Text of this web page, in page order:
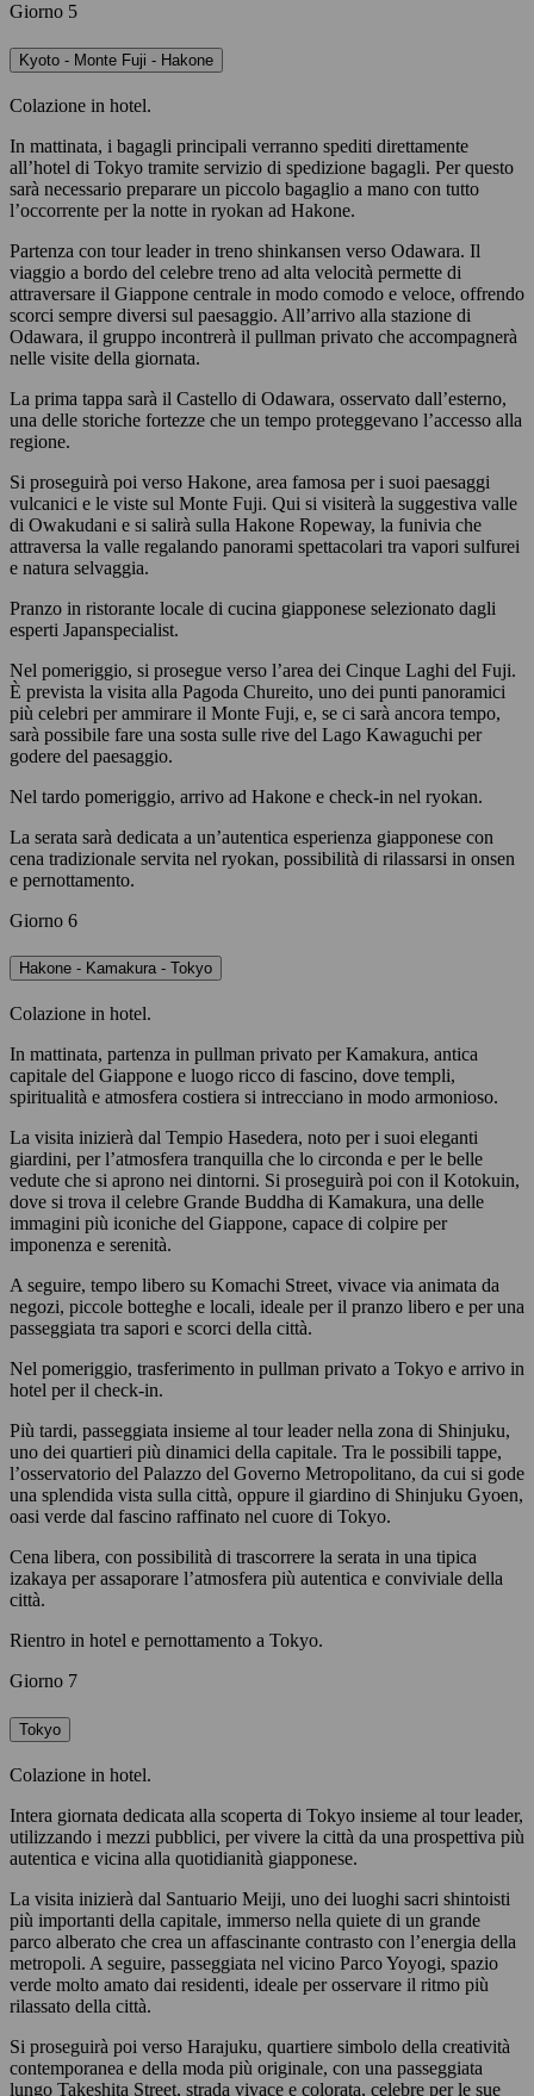
Giorno 5
Kyoto - Monte Fuji - Hakone
Colazione in hotel.
In mattinata, i bagagli principali verranno spediti direttamente
all’hotel di Tokyo tramite servizio di spedizione bagagli. Per questo
sarà necessario preparare un piccolo bagaglio a mano con tutto
l’occorrente per la notte in ryokan ad Hakone.
Partenza con tour leader in treno shinkansen verso Odawara. Il
viaggio a bordo del celebre treno ad alta velocità permette di
attraversare il Giappone centrale in modo comodo e veloce, offrendo
scorci sempre diversi sul paesaggio. All’arrivo alla stazione di
Odawara, il gruppo incontrerà il pullman privato che accompagnerà
nelle visite della giornata.
La prima tappa sarà il Castello di Odawara, osservato dall’esterno,
una delle storiche fortezze che un tempo proteggevano l’accesso alla
regione.
Si proseguirà poi verso Hakone, area famosa per i suoi paesaggi
vulcanici e le viste sul Monte Fuji. Qui si visiterà la suggestiva valle
di Owakudani e si salirà sulla Hakone Ropeway, la funivia che
attraversa la valle regalando panorami spettacolari tra vapori sulfurei
e natura selvaggia.
Pranzo in ristorante locale di cucina giapponese selezionato dagli
esperti Japanspecialist.
Nel pomeriggio, si prosegue verso l’area dei Cinque Laghi del Fuji.
È prevista la visita alla Pagoda Chureito, uno dei punti panoramici
più celebri per ammirare il Monte Fuji, e, se ci sarà ancora tempo,
sarà possibile fare una sosta sulle rive del Lago Kawaguchi per
godere del paesaggio.
Nel tardo pomeriggio, arrivo ad Hakone e check-in nel ryokan.
La serata sarà dedicata a un’autentica esperienza giapponese con
cena tradizionale servita nel ryokan, possibilità di rilassarsi in onsen
e pernottamento.
Giorno 6
Hakone - Kamakura - Tokyo
Colazione in hotel.
In mattinata, partenza in pullman privato per Kamakura, antica
capitale del Giappone e luogo ricco di fascino, dove templi,
spiritualità e atmosfera costiera si intrecciano in modo armonioso.
La visita inizierà dal Tempio Hasedera, noto per i suoi eleganti
giardini, per l’atmosfera tranquilla che lo circonda e per le belle
vedute che si aprono nei dintorni. Si proseguirà poi con il Kotokuin,
dove si trova il celebre Grande Buddha di Kamakura, una delle
immagini più iconiche del Giappone, capace di colpire per
imponenza e serenità.
A seguire, tempo libero su Komachi Street, vivace via animata da
negozi, piccole botteghe e locali, ideale per il pranzo libero e per una
passeggiata tra sapori e scorci della città.
Nel pomeriggio, trasferimento in pullman privato a Tokyo e arrivo in
hotel per il check-in.
Più tardi, passeggiata insieme al tour leader nella zona di Shinjuku,
uno dei quartieri più dinamici della capitale. Tra le possibili tappe,
l’osservatorio del Palazzo del Governo Metropolitano, da cui si gode
una splendida vista sulla città, oppure il giardino di Shinjuku Gyoen,
oasi verde dal fascino raffinato nel cuore di Tokyo.
Cena libera, con possibilità di trascorrere la serata in una tipica
izakaya per assaporare l’atmosfera più autentica e conviviale della
città.
Rientro in hotel e pernottamento a Tokyo.
Giorno 7
Tokyo
Colazione in hotel.
Intera giornata dedicata alla scoperta di Tokyo insieme al tour leader,
utilizzando i mezzi pubblici, per vivere la città da una prospettiva più
autentica e vicina alla quotidianità giapponese.
La visita inizierà dal Santuario Meiji, uno dei luoghi sacri shintoisti
più importanti della capitale, immerso nella quiete di un grande
parco alberato che crea un affascinante contrasto con l’energia della
metropoli. A seguire, passeggiata nel vicino Parco Yoyogi, spazio
verde molto amato dai residenti, ideale per osservare il ritmo più
rilassato della città.
Si proseguirà poi verso Harajuku, quartiere simbolo della creatività
contemporanea e della moda più originale, con una passeggiata
lungo Takeshita Street, strada vivace e colorata, celebre per le sue